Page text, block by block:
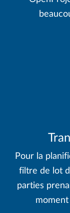
Pour la
filtre de lot
parties
moment